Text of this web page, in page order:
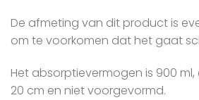
De afmeting van dit product is
om te voorkomen dat het gaat
Het absorptievermogen is 900
20 cm en niet voorgevormd.